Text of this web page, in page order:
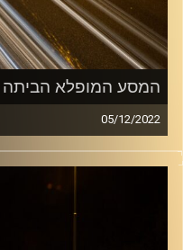
המסע המופלא הביתה
05/12/2022
מוזיקה שתלווה אותנו אחרי
הביתה בשלום עם עמרי
קרדיט תמונות: